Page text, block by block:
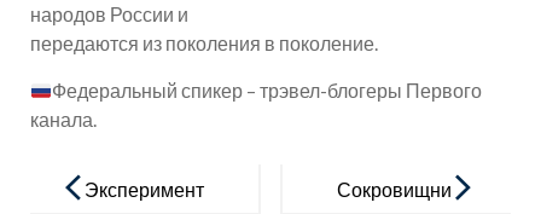
народов России и
передаются из поколения в поколение.
Федеральный спикер – трэвел-блогеры Первого
канала.
записям
Эксперимент
Сокровищни